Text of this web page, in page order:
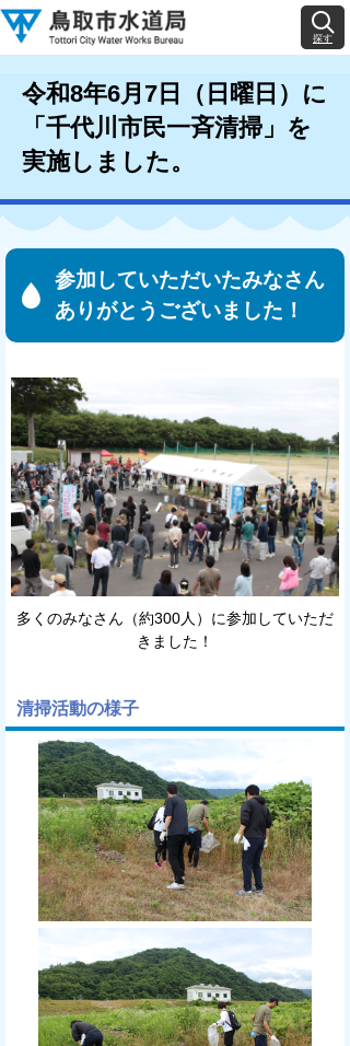
探す
令和8年6月7日（日曜日）に
「千代川市民一斉清掃」を
実施しました。
参加していただいたみなさん
ありがとうございました！
多くのみなさん（約300人）に参加していただ
きました！
清掃活動の様子